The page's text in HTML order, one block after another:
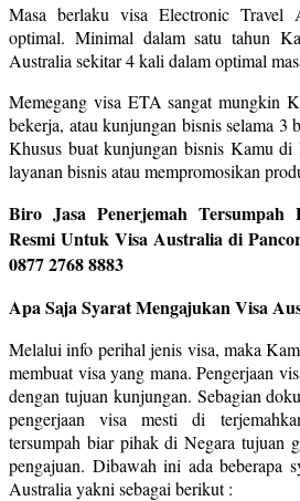
Masa berlaku visa Electronic
optimal. Minimal dalam satu tahun
Australia sekitar 4 kali dalam optimal
Memegang visa ETA sangat mungkin
bekerja, atau kunjungan bisnis selama 3
Khusus buat kunjungan bisnis Kamu di
layanan bisnis atau mempromosikan
Biro Jasa Penerjemah
Resmi Untuk Visa Australia di
0877 2768 8883
Apa Saja Syarat Mengajukan Visa
Melalui info perihal jenis visa, maka
membuat visa yang mana. Pengerjaan
dengan tujuan kunjungan. Sebagian
pengerjaan visa mesti di
tersumpah biar pihak di Negara tujuan
pengajuan. Dibawah ini ada beberapa
Australia yakni sebagai berikut :